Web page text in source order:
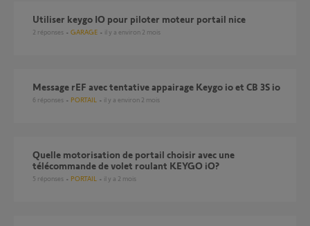
Utiliser keygo IO pour piloter moteur portail nice
2 réponses GARAGE il y a environ 2 mois
message rEF avec tentative appairage Keygo io et CB 3S io
6 réponses PORTAIL il y a environ 2 mois
Quelle motorisation de portail choisir avec une
télécommande de volet roulant KEYGO iO?
5 réponses PORTAIL il y a 2 mois